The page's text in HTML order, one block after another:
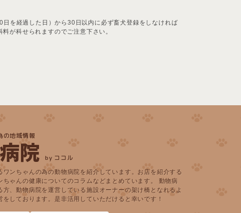
を経過した日）から30日以内に必ず畜犬登録をしなければ
が科せられますのでご注意下さい。
の地域情報
院 by ココル
ワンちゃんの為の動物病院を紹介しています。お店を紹介する
ちゃんの健康についてのコラムなどまとめています。 動物病
方、動物病院を運営している施設オーナーの架け橋となれるよ
をしております。是非活用していただけると幸いです！